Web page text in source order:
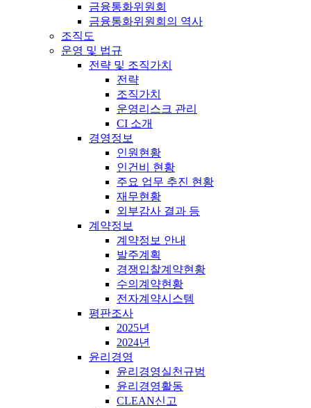
금융통화위원회
금융통화위원회의 역사
조직도
운영 및 법규
전략 및 조직가치
전략
조직가치
운영리스크 관리
CI 소개
경영정보
인원현황
인건비 현황
주요 업무 추진 현황
재무현황
외부감사 결과 등
계약정보
계약정보 안내
발주계획
경쟁입찰계약현황
수의계약현황
전자계약시스템
평판조사
2025년
2024년
윤리경영
윤리경영실천규범
윤리경영활동
CLEAN신고